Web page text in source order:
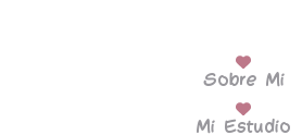
Sobre Mi
Mi Estudio